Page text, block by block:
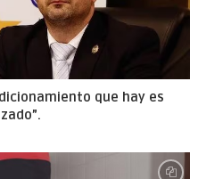
que hay es